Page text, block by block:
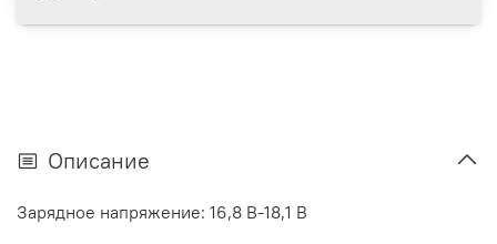
Описание
Зарядное напряжение: 16,8 В-18,1 В